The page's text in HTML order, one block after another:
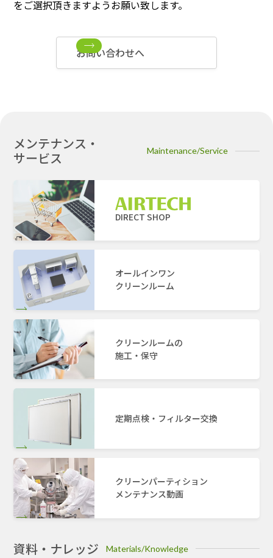
をご選択頂きますようお願い致します。
お問い合わせへ
メンテナンス・
サービス
Maintenance/Service
DIRECT SHOP
オールインワン
クリーンルーム
クリーンルームの
施工・保守
定期点検・フィルター交換
クリーンパーティション
メンテナンス動画
資料・ナレッジ Materials/Knowledge